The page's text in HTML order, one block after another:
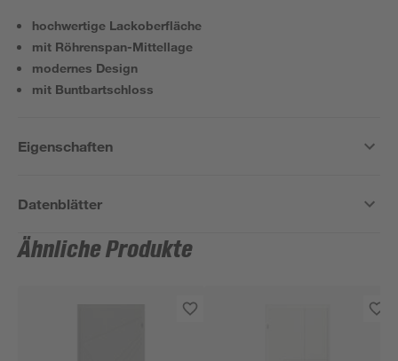
hochwertige Lackoberfläche
mit Röhrenspan-Mittellage
modernes Design
mit Buntbartschloss
Eigenschaften
Datenblätter
Ähnliche Produkte